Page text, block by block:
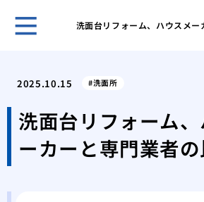
洗面台リフォーム、ハウスメ
2025.10.15 洗面所
洗面台リフォーム
ーカーと専門業者